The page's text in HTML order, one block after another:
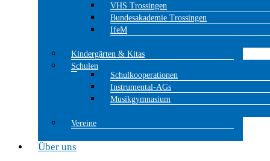
VHS Trossingen
Bundesakademie Trossingen
IfeM
Kindergärten & Kitas
Schulen
Schulkooperationen
Instrumental-AGs
Musikgymnasium
Vereine
Über uns